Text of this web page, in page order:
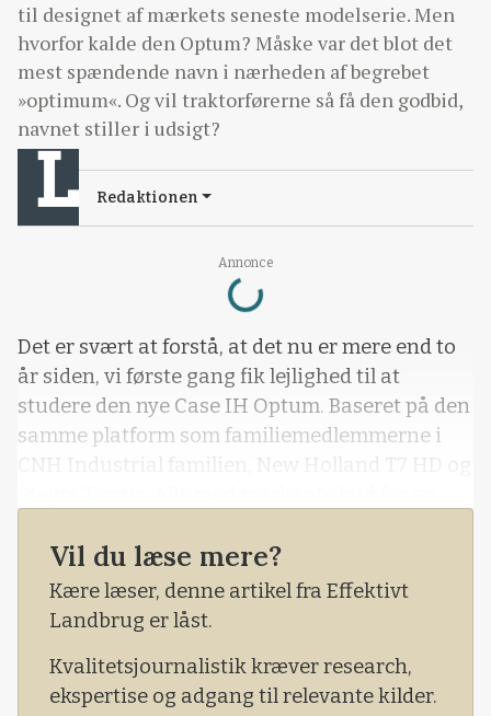
Annonce
Loading...
til designet af mærkets seneste modelserie. Men
hvorfor kalde den Optum? Måske var det blot det
mest spændende navn i nærheden af begrebet
»optimum«. Og vil traktorførerne så få den godbid,
navnet stiller i udsigt?
Redaktionen
Det er svært at forstå, at det nu er mere end to
år siden, vi første gang fik lejlighed til at
studere den nye Case IH Optum. Baseret på den
samme platform som familiemedlemmerne i
CNH Industrial familien, New Holland T7 HD og
mellemklassemarked for 250-300 hk
traktorer.Optums signatur er det elegante
design, hvor forlygterne drager blikket og hvor
front og på siden. Eneste visuelle mangel er
luftgællerne på siden, fordi den varme
Vil du læse mere?
Kære læser, denne artikel fra Effektivt
Landbrug er låst.
Kvalitetsjournalistik kræver research,
ekspertise og adgang til relevante kilder.